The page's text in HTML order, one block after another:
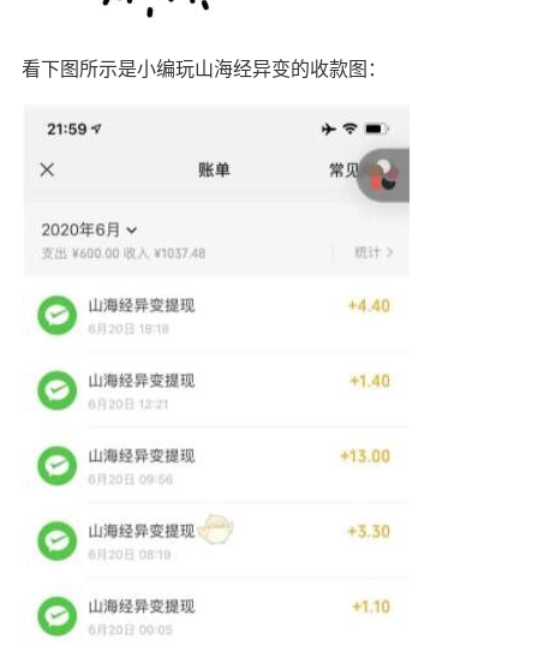
看下图所示是小编玩山海经异变的收款图：